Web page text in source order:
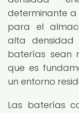
determinante
para el
alta densidad
baterías sean
que es
un entorno
Las baterías